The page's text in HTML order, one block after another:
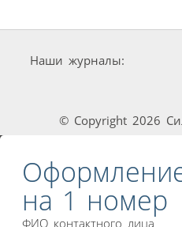
Наши журналы:
© Copyright 2026
на 1 номер
ФИО контактного лица